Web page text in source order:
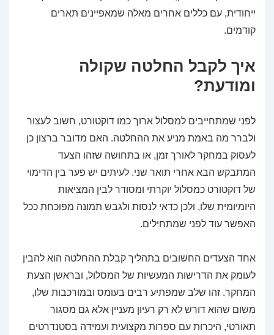
ייחודית, עם כללים אחרים מאלה שמאפיינים תארים
קודמים.
איך לקבל החלטה שקולה
ומודעת?
לפני שמתחייבים למסלול ארוך כמו דוקטורט, חשוב לעצור
ולברר מה באמת מניע את ההחלטה. האם מדובר ברצון כן
לעסוק במחקר לאורך זמן, או בתחושה שזהו הצעד
המתבקש הבא אחרי תואר שני. לעיתים יש פער בין הדימוי
של דוקטורט כמסלול יוקרתי ומסודר לבין המציאות
היומיומית שלו, ולכן כדאי לנסות ולגבש תמונה מפוכחת ככל
האפשר עוד לפני שמתחילים.
אחד הצעדים החשובים בתהליך קבלת ההחלטה הוא להבין
לעומק את הדרישות המעשיות של המסלול, ובראשן הצעת
המחקר. זהו שלב שמפתיע רבים בעומס ובמורכבות שלו,
משום שהוא דורש לא רק רעיון מעניין אלא גם מסגור
תאורטי, היכרות עם ספרות מקצועית ועמידה בסטנדרטים